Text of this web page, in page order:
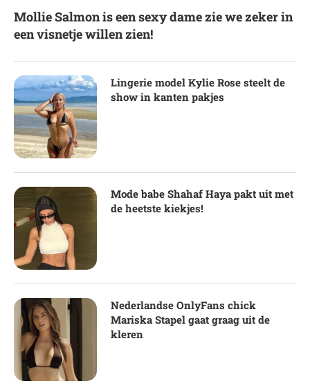
Mollie Salmon is een sexy dame zie we zeker in
een visnetje willen zien!
Lingerie model Kylie Rose steelt de
show in kanten pakjes
Mode babe Shahaf Haya pakt uit met
de heetste kiekjes!
Nederlandse OnlyFans chick
Mariska Stapel gaat graag uit de
kleren